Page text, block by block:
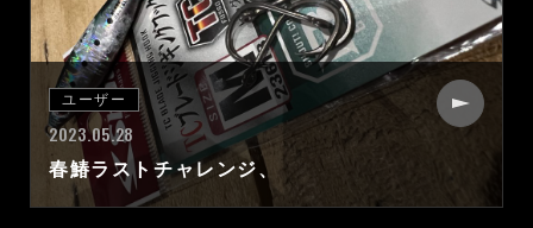
ユーザー
2023.05.28
春鰆ラストチャレンジ、